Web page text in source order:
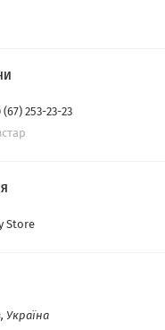
(67) 253-23-23
Store
Україна